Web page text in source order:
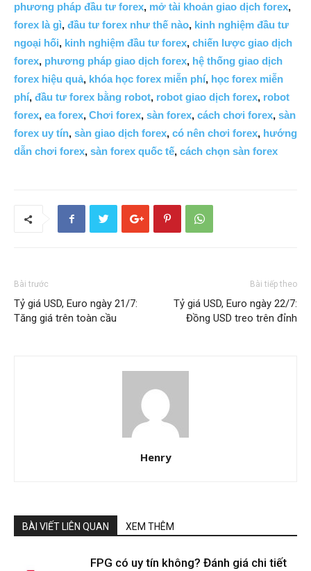
phương pháp đầu tư forex, mở tài khoản giao dịch forex,
forex là gì, đầu tư forex như thế nào, kinh nghiệm đầu tư
ngoại hối, kinh nghiệm đầu tư forex, chiến lược giao dịch
forex, phương pháp giao dịch forex, hệ thống giao dịch
forex hiệu quả, khóa học forex miễn phí, học forex miễn
phí, đầu tư forex bằng robot, robot giao dịch forex, robot
forex, ea forex, Chơi forex, sàn forex, cách chơi forex, sàn
forex uy tín, sàn giao dịch forex, có nên chơi forex, hướng
dẫn chơi forex, sàn forex quốc tế, cách chọn sàn forex
Bài trước
Tỷ giá USD, Euro ngày 21/7:
Tăng giá trên toàn cầu
Bài tiếp theo
Tỷ giá USD, Euro ngày 22/7:
Đồng USD treo trên đỉnh
Henry
BÀI VIẾT LIÊN QUAN XEM THÊM
FPG có uy tín không? Đánh giá chi tiết